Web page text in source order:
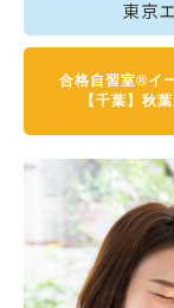
東京
合格自習室®イ
【千葉】秋